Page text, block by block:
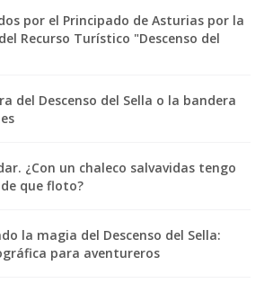
por el Principado de Asturias por la
Recurso Turístico "Descenso del
del Descenso del Sella o la bandera
¿Con un chaleco salvavidas tengo
que floto?
la magia del Descenso del Sella:
para aventureros